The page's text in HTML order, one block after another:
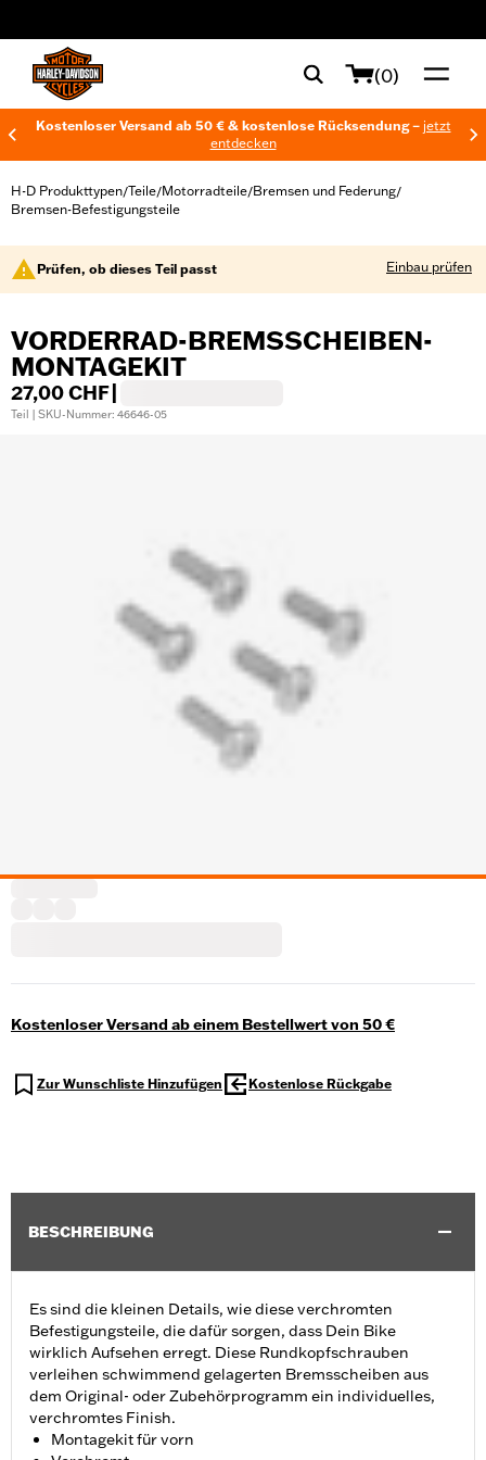
(0)
Kostenloser Versand ab 50 € & kostenlose Rücksendung – jetzt
entdecken
H-D Produkttypen/Teile/Motorradteile/Bremsen und Federung/
Bremsen-Befestigungsteile
Prüfen, ob dieses Teil passt Einbau prüfen
VORDERRAD-BREMSSCHEIBEN-
MONTAGEKIT
27,00 CHF
Teil | SKU-Nummer: 46646-05
Kostenloser Versand ab einem Bestellwert von 50 €
Zur Wunschliste Hinzufügen Kostenlose Rückgabe
BESCHREIBUNG
Es sind die kleinen Details, wie diese verchromten
Befestigungsteile, die dafür sorgen, dass Dein Bike
wirklich Aufsehen erregt. Diese Rundkopfschrauben
verleihen schwimmend gelagerten Bremsscheiben aus
dem Original- oder Zubehörprogramm ein individuelles,
verchromtes Finish.
Montagekit für vorn